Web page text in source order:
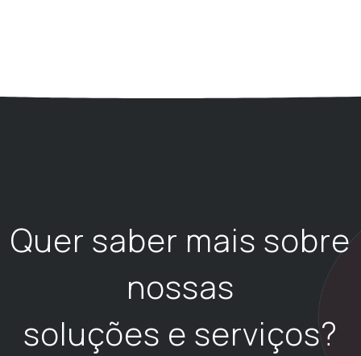
Quer saber mais sobre
nossas
soluções e serviços?